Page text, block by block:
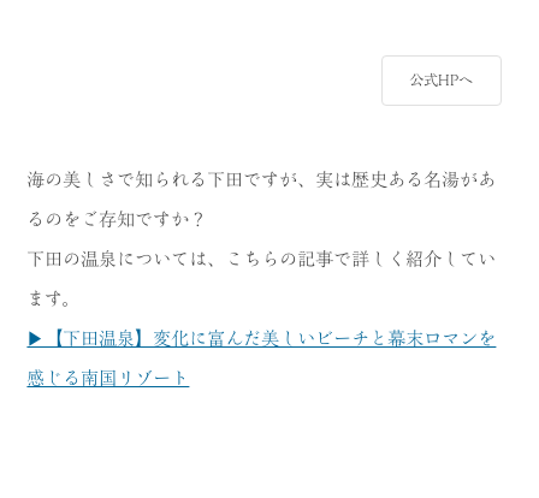
公式HPへ
海の美しさで知られる下田ですが、実は歴史ある名湯があ
るのをご存知ですか？
下田の温泉については、こちらの記事で詳しく紹介してい
ます。
▶【下田温泉】変化に富んだ美しいビーチと幕末ロマンを
感じる南国リゾート